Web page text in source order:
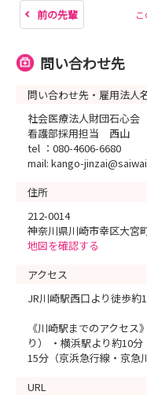
前の先輩
問い合わせ先
問い合わせ先・雇用法人
社会医療法人財団石心
看護部採用担当 西山
tel ：080-4606-6680
mail: kango-
住所
212-0014
神奈川県川崎市幸区大宮
地図を確認する
アクセス
JR川崎駅西口より徒歩約
《川崎駅までのアクセ
り） ・横浜駅より約10
15分（京浜急行線・京急
URL